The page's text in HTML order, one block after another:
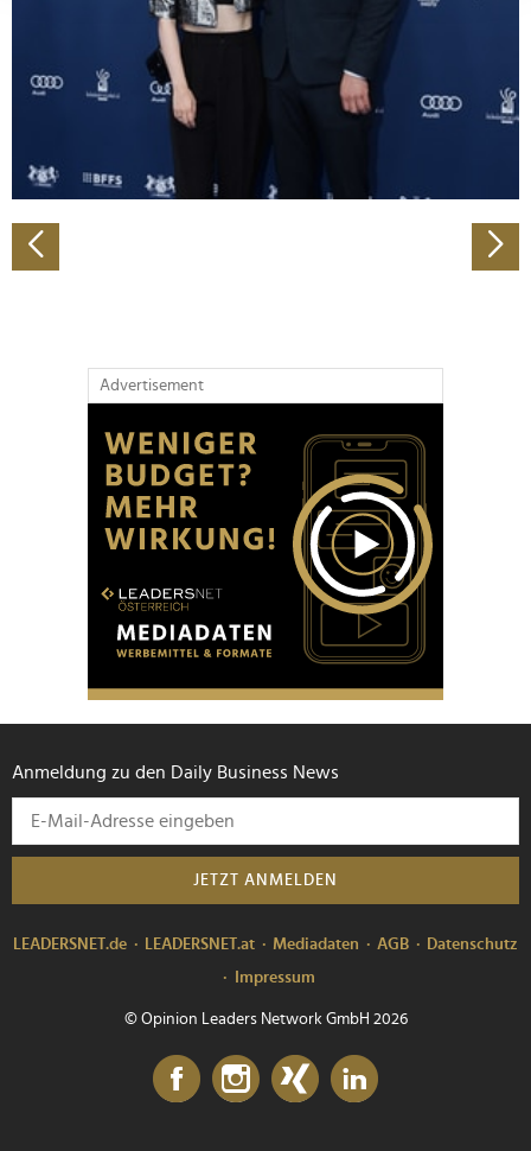
Abschnitt Einzelheiten
fest.
Wir verwenden Cookies, um Inhalte und Anzeigen zu
personalisieren, Funktionen für soziale Medien anbieten
zu können und die Zugriffe auf unsere Website zu
Verwendung unserer Website an unsere Partner für
Partner führen diese Informationen möglicherweise mit
weiteren Daten zusammen, die Sie ihnen bereitgestellt
Advertisement
Anmeldung zu den Daily Business News
JETZT ANMELDEN
LEADERSNET.de LEADERSNET.at Mediadaten AGB
Datenschutz
Impressum
© Opinion Leaders Network GmbH 2026